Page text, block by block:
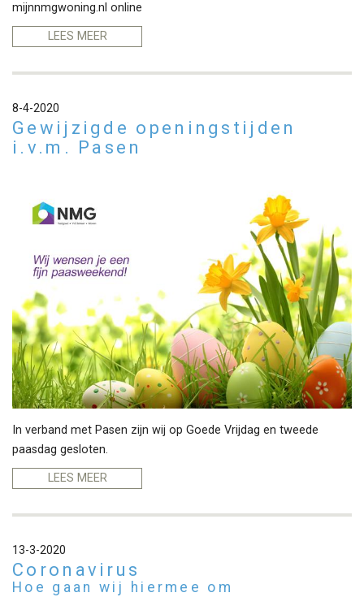
mijnnmgwoning.nl online
LEES MEER
8-4-2020
Gewijzigde openingstijden
i.v.m. Pasen
In verband met Pasen zijn wij op Goede Vrijdag en tweede
paasdag gesloten.
LEES MEER
13-3-2020
Coronavirus
Hoe gaan wij hiermee om